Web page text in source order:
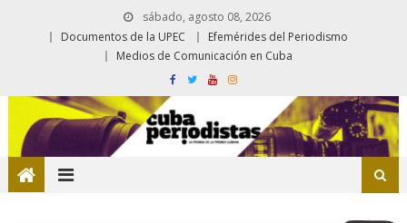
sábado, agosto 08, 2026
Documentos de la UPEC
Efemérides del Periodismo
Medios de Comunicación en Cuba